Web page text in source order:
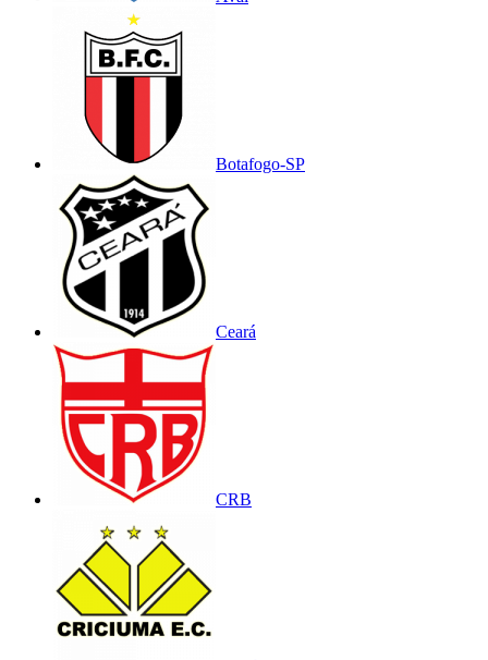
Botafogo-SP
Ceará
CRB